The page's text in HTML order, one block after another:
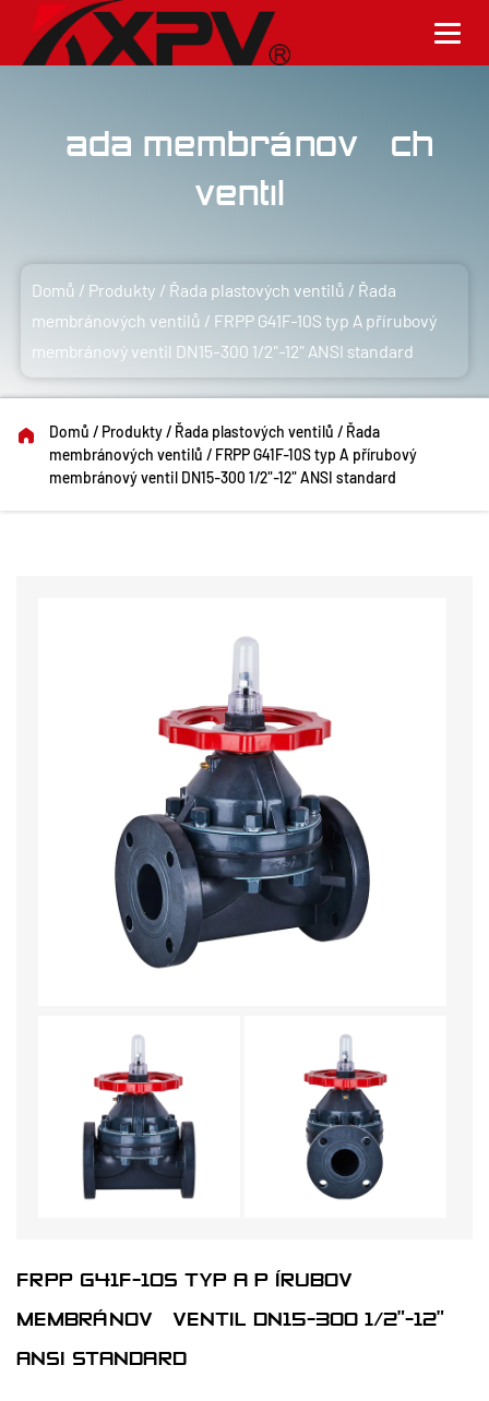
Řada membránových
ventilů
Domů / Produkty / Řada plastových ventilů / Řada
membránových ventilů / FRPP G41F-10S typ A přírubový
membránový ventil DN15-300 1/2"-12" ANSI standard
Domů / Produkty/ Řada plastových ventilů / Řada
membránových ventilů / FRPP G41F-10S typ A přírubový
membránový ventil DN15-300 1/2"-12" ANSI standard
FRPP G41F-10S TYP A PŘÍRUBOVÝ
MEMBRÁNOVÝ VENTIL DN15-300 1/2"-12"
ANSI STANDARD